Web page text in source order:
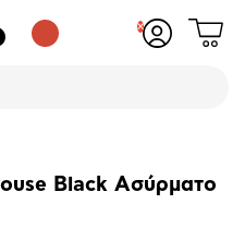
Δες
Black Ασύρματο